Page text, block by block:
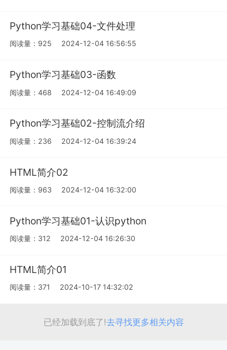
Python学习基础04-文件处理
阅读量：925 2024-12-04 16:56:55
Python学习基础03-函数
阅读量：468 2024-12-04 16:49:09
Python学习基础02-控制流介绍
阅读量：236 2024-12-04 16:39:24
HTML简介02
阅读量：963 2024-12-04 16:32:00
Python学习基础01-认识python
阅读量：312 2024-12-04 16:26:30
HTML简介01
阅读量：371 2024-10-17 14:32:02
已经加载到底了!去寻找更多相关内容